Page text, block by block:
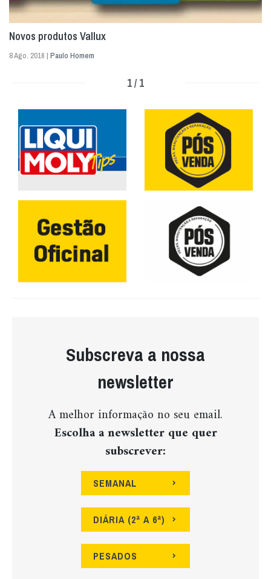
Novos produtos Vallux
8 Ago. 2016 | Paulo Homem
1 / 1
Subscreva a nossa
newsletter
A melhor informação no seu email.
Escolha a newsletter que quer
subscrever:
SEMANAL
DIÁRIA (2ª A 6ª)
PESADOS